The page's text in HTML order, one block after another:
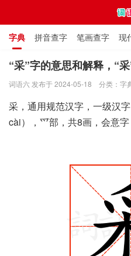
字典 拼音查字 笔画查字 现
通用规范汉字表 叠字大全 独
“采”字的意思和解释，“
词语六 发布于 2024-05-18 分类： 字
采，通用规范汉字，一级汉
cài），爫部，共8画，会意字